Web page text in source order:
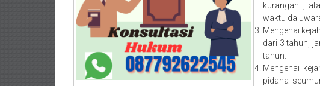
Jakarta
Utara/
Jakarta
Pusat/
Karawang/
Lampung
kurangan ,
waktu
Mengenai
dari 3 tahun,
tahun.
Mengenai
pidana